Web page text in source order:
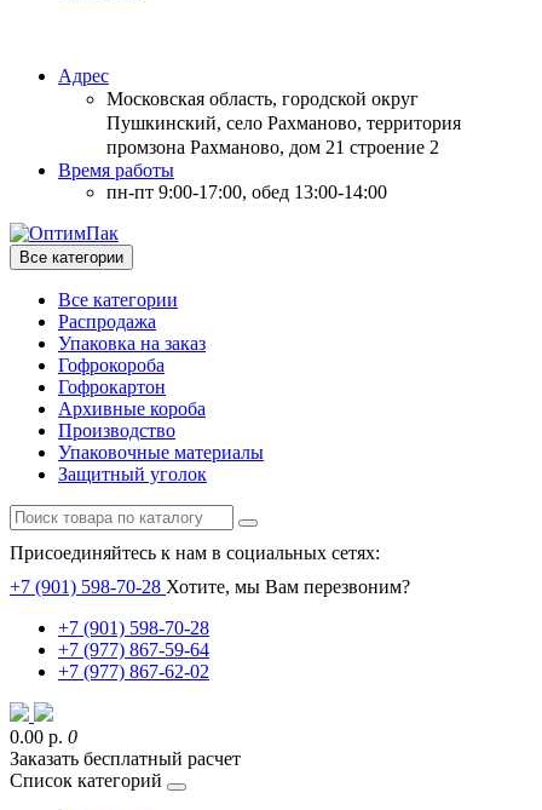
Адрес
Московская область, городской округ
Пушкинский, село Рахманово, территория
промзона Рахманово, дом 21 строение 2
Время работы
пн-пт 9:00-17:00, обед 13:00-14:00
Все категории
Все категории
Распродажа
Упаковка на заказ
Гофрокороба
Гофрокартон
Архивные короба
Производство
Упаковочные материалы
Защитный уголок
Присоединяйтесь к нам в социальных сетях:
+7 (901) 598-70-28 Хотите, мы Вам перезвоним?
+7 (901) 598-70-28
+7 (977) 867-59-64
+7 (977) 867-62-02
0.00 р. 0
Заказать бесплатный расчет
Список категорий